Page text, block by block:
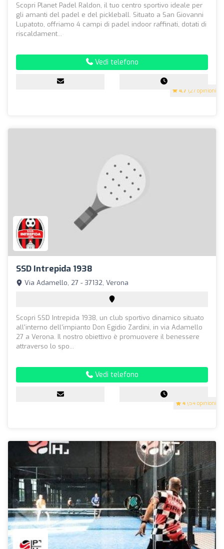
4.7 (27 opinioni)
Scopri Planet Padel Raldon, il tuo centro sportivo ideale per
gli amanti del padel e del pickleball. Situato a San Giovanni
Lupatoto, offriamo 4 campi di padel indoor raffinati, dotati di
riscaldament...
Vedi telefono
SSD Intrepida 1938
4 (54 opinioni)
Via Adamello, 27 - 37132, Verona
Scopri SSD Intrepida 1938, un club sportivo dinamico situato
all'interno dell'impianto Don Egidio Zardini, in via Adamello
27 a Verona. Il nostro obiettivo è promuovere il benessere
attraverso lo spo...
Vedi telefono